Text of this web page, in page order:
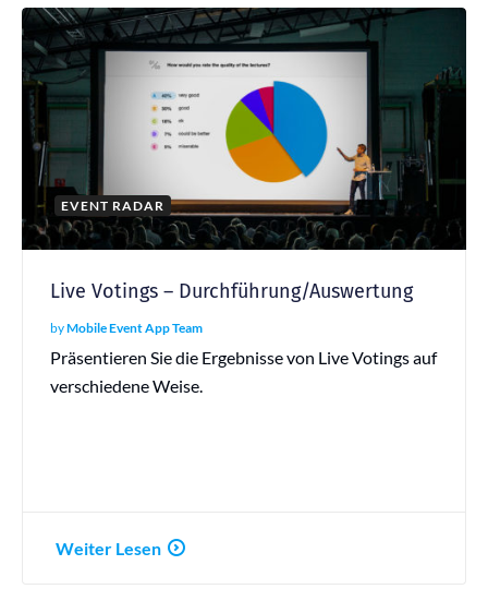
EVENT RADAR
Live Votings – Durchführung/Auswertung
byMobile Event App Team
Präsentieren Sie die Ergebnisse von Live Votings auf
verschiedene Weise.
Weiter Lesen